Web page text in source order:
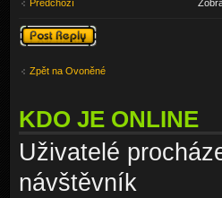
Předchozí
Odeslat odpověď
Zpět na Ovoněné
KDO JE ONLINE
Uživatelé
návštěvník